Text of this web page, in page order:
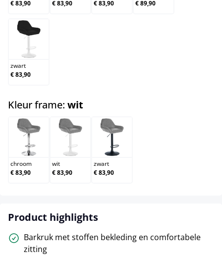
€ 83,90
€ 83,90
€ 83,90
€ 89,90
zwart
zwart
€ 83,90
Kleur frame: wit
chroom
chroom
€ 83,90
wit
wit
€ 83,90
zwart
zwart
€ 83,90
Product highlights
Barkruk met stoffen bekleding en comfortabele
zitting